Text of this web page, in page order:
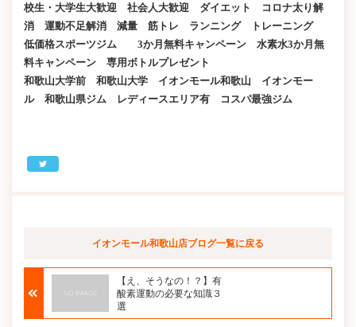
校生・大学生大歓迎 社会人大歓迎 ダイエット コロナ太り解
消 運動不足解消 減量 筋トレ ランニング トレーニング
低価格スポーツジム 3か月無料キャンペーン 水素水3か月無
料キャンペーン 専用ボトルプレゼント
和歌山大学前 和歌山大学 イオンモール和歌山 イオンモー
ル 和歌山県ジム レディースエリア有 コスパ最強ジム
イオンモール和歌山店ブログ一覧に戻る
【え、そうなの！？】有
酸素運動の必要な知識３
選